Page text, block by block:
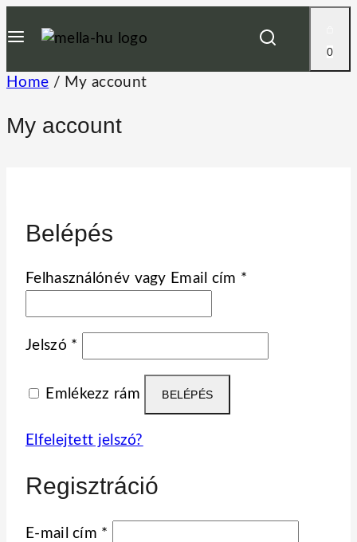
to
0
Home / My account
My account
Belépés
Felhasználónév vagy Email cím *
Jelszó *
Emlékezz rám BELÉPÉS
Elfelejtett jelszó?
Regisztráció
E-mail cím *